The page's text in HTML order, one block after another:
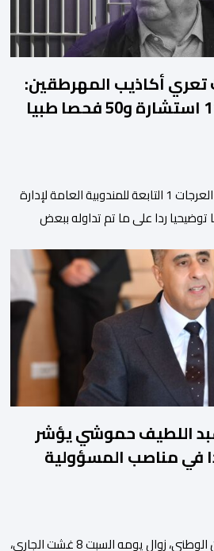
تعري أكاذيب المهرطقين:
اصدرت إدارة السجن المحلي العرجات 1 التابعة للمندوبية العامة لإدارة
توضيحيا ردا على ما تم تداوله ببعض
وذلك لتنوير الرأي العام بالحقائق
المؤسسة السجنية أن المعني
تتبع طبي منتظم ومستمر وفقا […]
عبد اللطيف حموشي يؤشر
جديدا في مناصب المسؤولية
أعلنت المديرية العامة للأمن الوطني، زوال يومه السبت 8 غشت الجاري،